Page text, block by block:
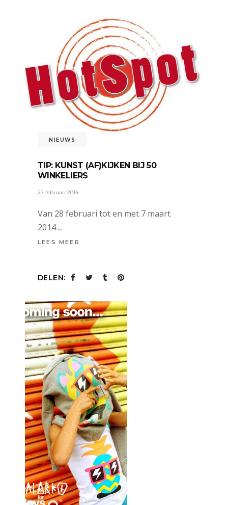
NIEUWS
TIP: KUNST (AF)KIJKEN BIJ 50
WINKELIERS
27 februari 2014
Van 28 februari tot en met 7 maart
2014
LEES MEER
DELEN: